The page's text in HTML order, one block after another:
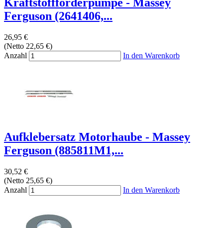
Ferguson (2641406,...
26,95 €
(Netto 22,65 €)
Anzahl
In den Warenkorb
Aufklebersatz Motorhaube - Massey
Ferguson (885811M1,...
30,52 €
(Netto 25,65 €)
Anzahl
In den Warenkorb